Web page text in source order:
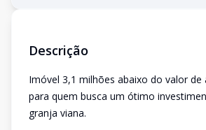
Descrição
Imóvel 3,1 milhões abaixo do valor de
para quem busca um ótimo
granja viana.